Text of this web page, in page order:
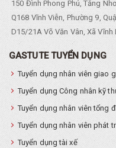
150 Đình Phong Phú, Tăng
Q168 Vĩnh Viễn, Phường 9,
D15/21A Võ Văn Vân, Xã Vĩnh
GASTUTE TUYỂN DỤNG
Tuyển dụng nhân viên giao
Tuyển dụng Công nhân kỹ
Tuyển dụng nhân viên tổng
Tuyển dụng nhân viên phát
Tuyển dụng tài xế